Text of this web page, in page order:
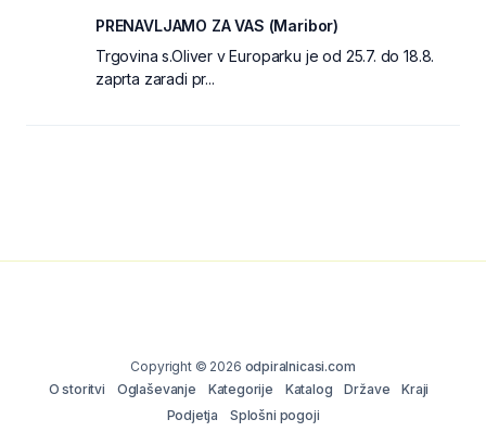
PRENAVLJAMO ZA VAS (Maribor)
Trgovina s.Oliver v Europarku je od 25.7. do 18.8.
zaprta zaradi pr...
Copyright © 2026 odpiralnicasi.com
O storitvi
Oglaševanje Kategorije Katalog Države
Kraji
Podjetja
Splošni pogoji